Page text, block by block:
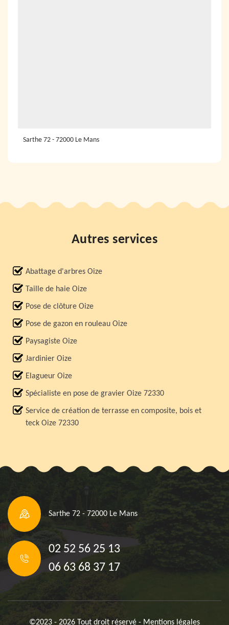
Sarthe 72 - 72000 Le Mans
Autres services
Abattage d'arbres Oize
Taille de haie Oize
Pose de clôture Oize
Pose de gazon en rouleau Oize
Paysagiste Oize
Jardinier Oize
Elagueur Oize
Spécialiste en pose de gravier Oize 72330
Service de création de terrasse en composite, bois et
teck Oize 72330
Sarthe 72 - 72000 Le Mans
02 52 56 25 13
06 63 68 37 17
©2023 - 2026 Tout droit réservé - Mentions légales